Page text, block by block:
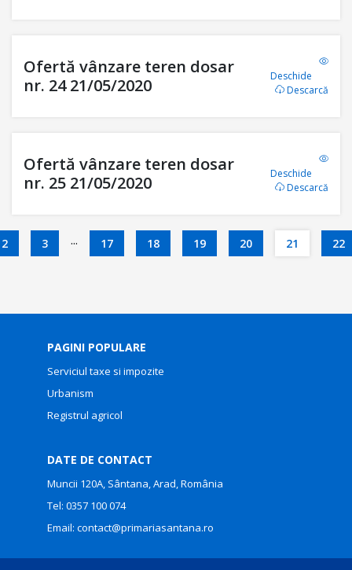
Ofertă vânzare teren dosar
nr. 24 21/05/2020
Deschide
Descarcă
Ofertă vânzare teren dosar
nr. 25 21/05/2020
Deschide
Descarcă
2 3 ... 17 18 19 20 21 22
PAGINI POPULARE
Serviciul taxe si impozite
Urbanism
Registrul agricol
DATE DE CONTACT
Muncii 120A, Sântana, Arad, România
Tel: 0357 100 074
Email: contact@primariasantana.ro